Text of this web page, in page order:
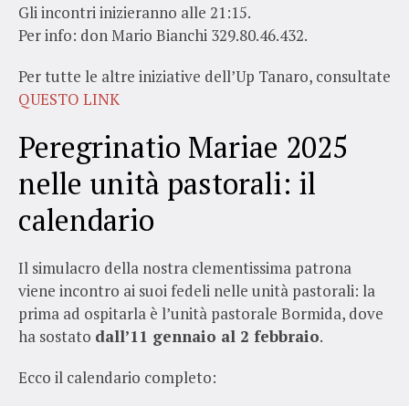
Gli incontri inizieranno alle 21:15.
Per info: don Mario Bianchi 329.80.46.432.
Per tutte le altre iniziative dell’Up Tanaro, consultate
QUESTO LINK
Peregrinatio Mariae 2025
nelle unità pastorali: il
calendario
Il simulacro della nostra clementissima patrona
viene incontro ai suoi fedeli nelle unità pastorali: la
prima ad ospitarla è l’unità pastorale Bormida, dove
ha sostato dall’11 gennaio al 2 febbraio.
Ecco il calendario completo: